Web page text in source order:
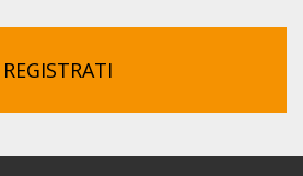
REGISTRATI